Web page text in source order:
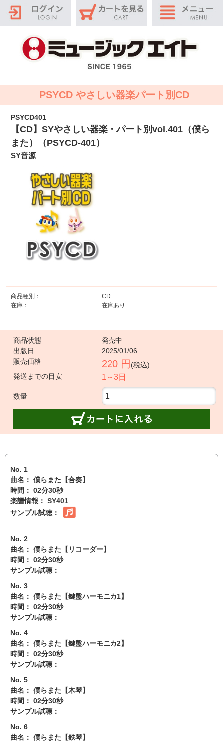
PSYCD やさしい器楽パート別CD
PSYCD401
【CD】SYやさしい器楽・パート別vol.401（僕ら
また）（PSYCD-401）
SY音源
商品種別：
CD
在庫：
在庫あり
商品状態
発売中
出版日
2025/01/06
販売価格
220 円 (税込)
発送までの目安
1～3日
数量
No. 1
曲名： 僕らまた【合奏】
時間： 02分30秒
楽譜情報： SY401
サンプル試聴：
No. 2
曲名： 僕らまた【リコーダー】
時間： 02分30秒
サンプル試聴：
No. 3
曲名： 僕らまた【鍵盤ハーモニカ1】
時間： 02分30秒
サンプル試聴：
No. 4
曲名： 僕らまた【鍵盤ハーモニカ2】
時間： 02分30秒
サンプル試聴：
No. 5
曲名： 僕らまた【木琴】
時間： 02分30秒
サンプル試聴：
No. 6
曲名： 僕らまた【鉄琴】